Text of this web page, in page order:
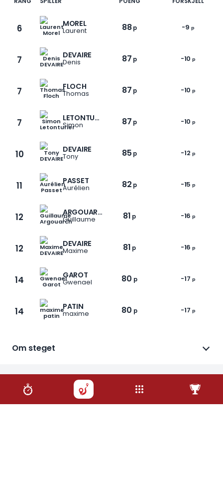
6 MOREL
Laurent 88 p -9 p
7 DEVAIRE
Denis 87 p -10 p
7 FLOCH
Thomas 87 p -10 p
7 LETONTURIER
Simon 87 p -10 p
10 DEVAIRE
Tony 85 p -12 p
11 PASSET
Aurélien 82 p -15 p
12 ARGOUARCH
Guillaume 81 p -16 p
12 DEVAIRE
Maxime 81 p -16 p
14 GAROT
Gwenael 80 p -17 p
14 PATIN
maxime 80 p -17 p
Om steget